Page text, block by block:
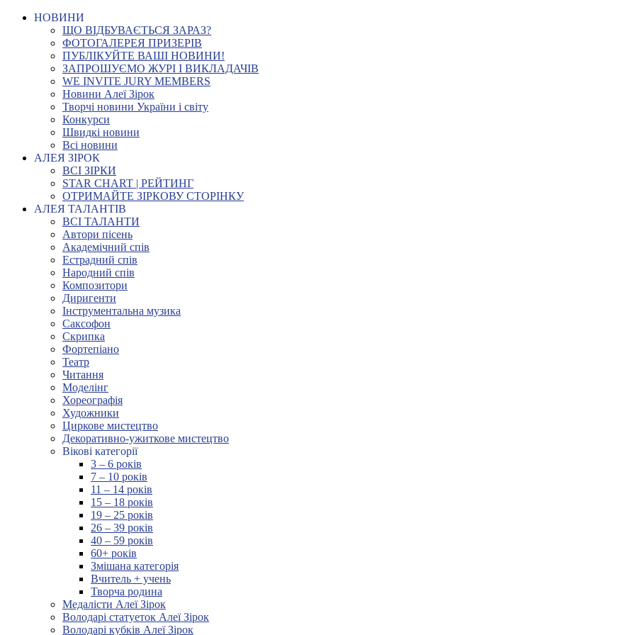
НОВИНИ
ЩО ВІДБУВАЄТЬСЯ ЗАРАЗ?
ФОТОГАЛЕРЕЯ ПРИЗЕРІВ
ПУБЛІКУЙТЕ ВАШІ НОВИНИ!
ЗАПРОШУЄМО ЖУРІ І ВИКЛАДАЧІВ
WE INVITE JURY MEMBERS
Новини Алеї Зірок
Творчі новини України і світу
Конкурси
Швидкі новини
Всі новини
АЛЕЯ ЗІРОК
ВСІ ЗІРКИ
STAR CHART | РЕЙТИНГ
ОТРИМАЙТЕ ЗІРКОВУ СТОРІНКУ
АЛЕЯ ТАЛАНТІВ
ВСІ ТАЛАНТИ
Автори пісень
Академічний спів
Естрадний спів
Народний спів
Композитори
Диригенти
Інструментальна музика
Саксофон
Скрипка
Фортепіано
Театр
Читання
Моделінг
Хореографія
Художники
Циркове мистецтво
Декоративно-ужиткове мистецтво
Вікові категорії
3 – 6 років
7 – 10 років
11 – 14 років
15 – 18 років
19 – 25 років
26 – 39 років
40 – 59 років
60+ років
Змішана категорія
Вчитель + учень
Творча родина
Медалісти Алеї Зірок
Володарі статуеток Алеї Зірок
Володарі кубків Алеї Зірок